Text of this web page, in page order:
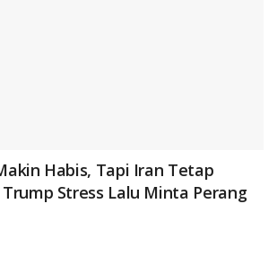
Habis, Tapi Iran Tetap
Stress Lalu Minta Perang